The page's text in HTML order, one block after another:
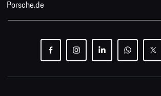
Porsche.de